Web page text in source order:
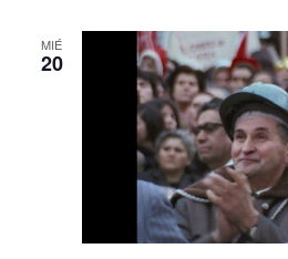
MIÉ
20